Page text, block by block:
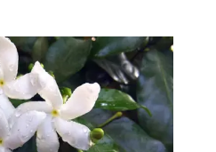
wirestock)